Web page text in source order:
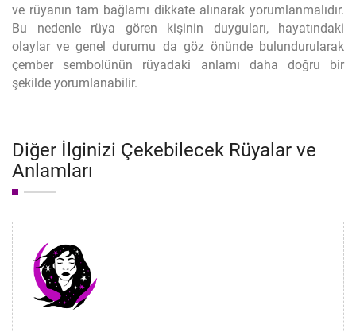
ve rüyanın tam bağlamı dikkate alınarak yorumlanmalıdır.
Bu nedenle rüya gören kişinin duyguları, hayatındaki
olaylar ve genel durumu da göz önünde bulundurularak
çember sembolünün rüyadaki anlamı daha doğru bir
şekilde yorumlanabilir.
Diğer İlginizi Çekebilecek Rüyalar ve
Anlamları